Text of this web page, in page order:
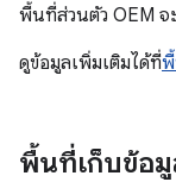
พื้นที่ส่วนตัว OEM จ
ดูข้อมูลเพิ่มเติมได้ที่
พื้นที่เก็บข้อ